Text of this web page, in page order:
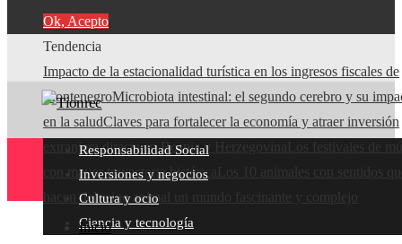
Ok, Acepto
Tendencia
Impacto de la estacionalidad turística en los ingresos fiscales de
MontenegroMicrobiota intestinal: el segundo cerebro y su
en la saludClaves para fortalecer la economía y atraer inversión
extranjera directa en Bosnia y Herzegovina
con mayor trayectoria histórica
hacen del reino animal un mundo fascinante y complejo
Responsabilidad Social
Inversiones y negocios
Cultura y ocio
Ciencia y tecnología
Inicio